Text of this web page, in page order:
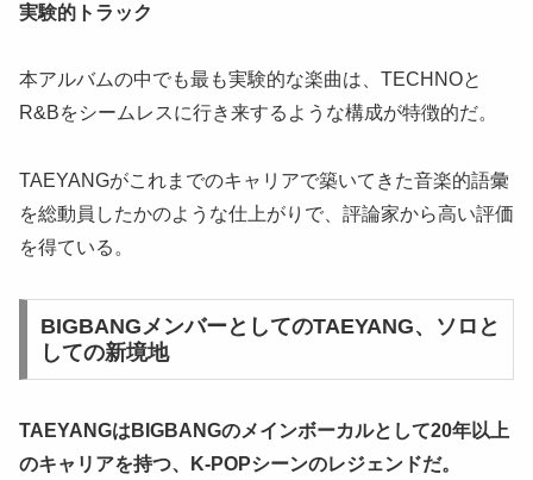
実験的トラック
本アルバムの中でも最も実験的な楽曲は、TECHNOと
R&Bをシームレスに行き来するような構成が特徴的だ。
TAEYANGがこれまでのキャリアで築いてきた音楽的語彙
を総動員したかのような仕上がりで、評論家から高い評価
を得ている。
BIGBANGメンバーとしてのTAEYANG、ソロと
しての新境地
TAEYANGはBIGBANGのメインボーカルとして20年以上
のキャリアを持つ、K-POPシーンのレジェンドだ。